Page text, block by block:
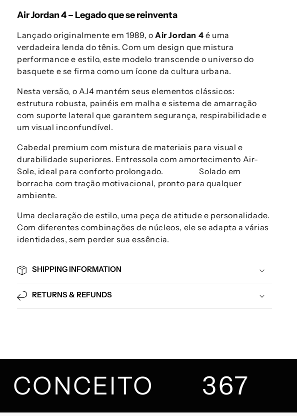
Air Jordan 4 – Legado que se reinventa
Lançado originalmente em 1989, o Air Jordan 4 é uma
verdadeira lenda do tênis. Com um design que mistura
performance e estilo, este modelo transcende o universo do
basquete e se firma como um ícone da cultura urbana.
Nesta versão, o AJ4 mantém seus elementos clássicos:
estrutura robusta, painéis em malha e sistema de amarração
com suporte lateral que garantem segurança, respirabilidade e
um visual inconfundível.
Cabedal premium com mistura de materiais para visual e
durabilidade superiores. Entressola com amortecimento Air-
Sole, ideal para conforto prolongado.Solado em
borracha com tração motivacional, pronto para qualquer
ambiente.
Uma declaração de estilo, uma peça de atitude e personalidade.
Com diferentes combinações de núcleos, ele se adapta a várias
identidades, sem perder sua essência.
SHIPPING INFORMATION
RETURNS & REFUNDS
CONCEITO 367